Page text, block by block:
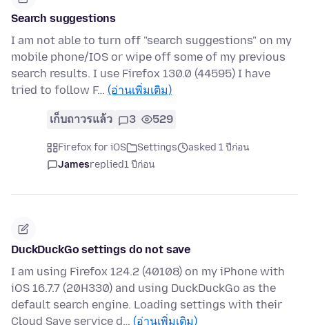
Search suggestions
I am not able to turn off "search suggestions" on my
mobile phone/IOS or wipe off some of my previous
search results. I use Firefox 130.0 (44595) I have
tried to follow F… (อ่านเพิ่มเติม)
เก็บถาวรแล้ว 3 529
Firefox for iOS Settings
asked 1 ปีก่อน
Jamesreplied1 ปีก่อน
DuckDuckGo settings do not save
I am using Firefox 124.2 (40108) on my iPhone with
iOS 16.7.7 (20H330) and using DuckDuckGo as the
default search engine. Loading settings with their
Cloud Save service d… (อ่านเพิ่มเติม)